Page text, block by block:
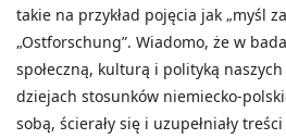
takie na przykład pojęcia jak „myśl
„Ostforschung”. Wiadomo, że w
społeczną, kulturą i polityką
dziejach stosunków niemiecko-
sobą, ścierały się i uzupełniały